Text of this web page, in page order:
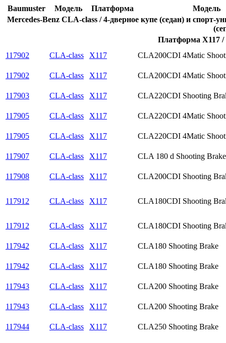
Baumuster Модель Платформа
Модель
Mercedes-Benz CLA-class / 4-дверное купе (седан) и спорт-
Платформа X117 /
117902
CLA-class X117 CLA200CDI 4Matic
117902 CLA-class X117 CLA200CDI 4Matic
117903 CLA-class X117 CLA220CDI Shooting
117905 CLA-class X117 CLA220CDI 4Matic
117905 CLA-class X117 CLA220CDI 4Matic
117907 CLA-class X117 CLA 180 d Shooting Brake
117908 CLA-class X117 CLA200CDI Shooting
117912 CLA-class X117 CLA180CDI Shooting
117912 CLA-class X117 CLA180CDI Shooting
117942 CLA-class X117 CLA180 Shooting Brake
117942 CLA-class X117 CLA180 Shooting Brake
117943 CLA-class X117 CLA200 Shooting Brake
117943 CLA-class X117 CLA200 Shooting Brake
117944 CLA-class X117 CLA250 Shooting Brake